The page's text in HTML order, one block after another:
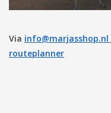
Pasen
Via info@marjasshop.nl
routeplanner